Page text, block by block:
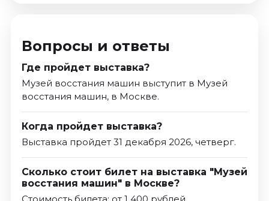
Вопросы и ответы
Где пройдет выставка?
Музей восстания машин выступит в Музей
восстания машин, в Москве.
Когда пройдет выставка?
Выставка пройдет 31 декабря 2026, четверг.
Сколько стоит билет на выставка "Музей
восстания машин" в Москве?
Стоимость билета: от 1 400 рублей.